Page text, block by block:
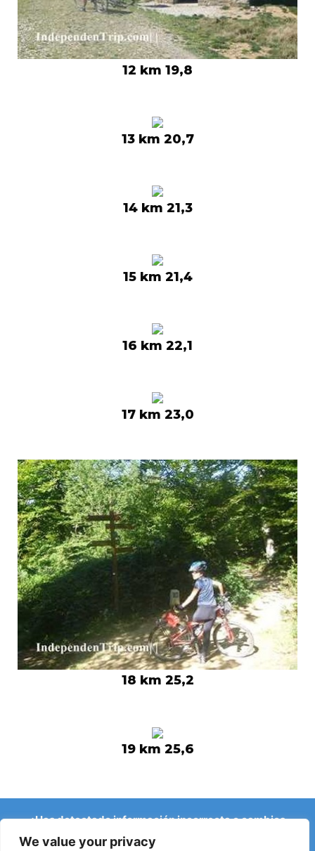
We value your privacy
12 km 19,8
13 km 20,7
14 km 21,3
15 km 21,4
16 km 22,1
17 km 23,0
18 km 25,2
19 km 25,6
¿Has detectado información incorrecta o cambios
recientes en el Camino?